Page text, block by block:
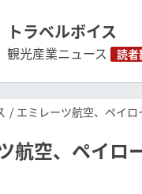
トラベルボイス
観光産業ニュース 読
エミレーツ航空、ペイ
航空、ペイロ